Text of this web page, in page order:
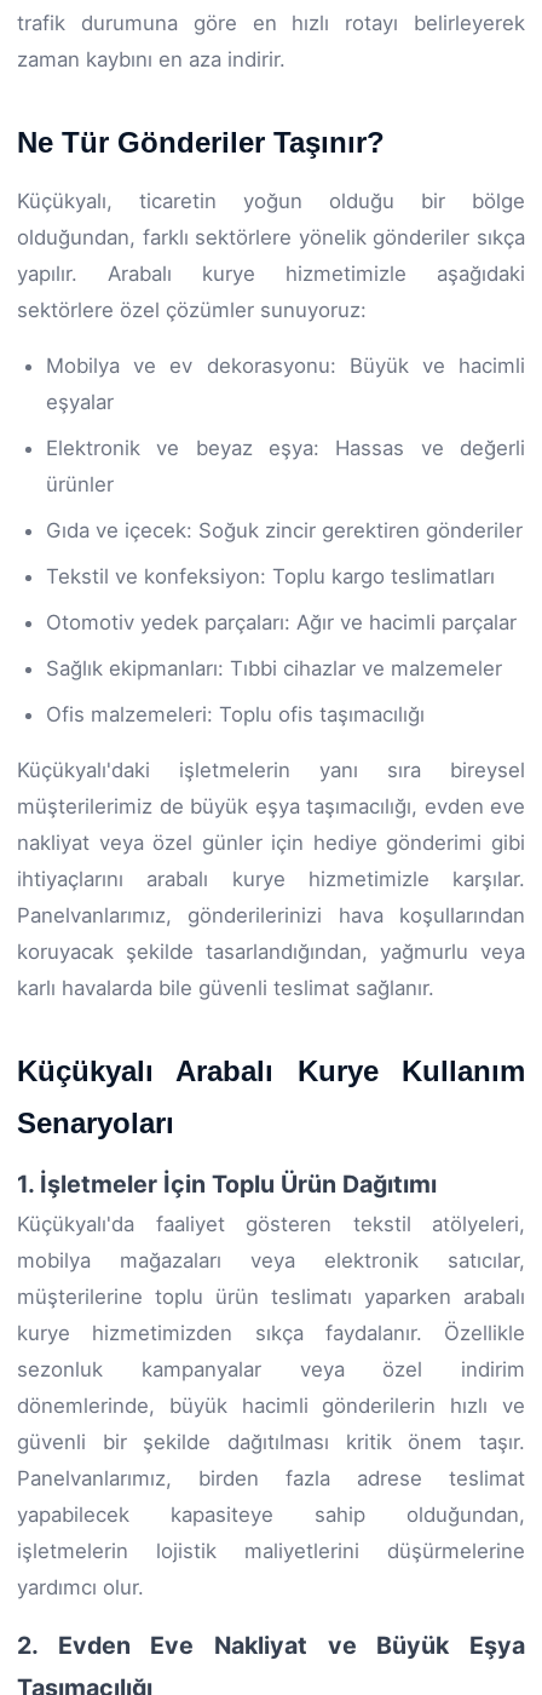
trafik durumuna göre en hızlı rotayı belirleyerek
zaman kaybını en aza indirir.
Ne Tür Gönderiler Taşınır?
Küçükyalı, ticaretin yoğun olduğu bir bölge
olduğundan, farklı sektörlere yönelik gönderiler sıkça
yapılır. Arabalı kurye hizmetimizle aşağıdaki
sektörlere özel çözümler sunuyoruz:
Mobilya ve ev dekorasyonu: Büyük ve hacimli
eşyalar
Elektronik ve beyaz eşya: Hassas ve değerli
ürünler
Gıda ve içecek: Soğuk zincir gerektiren gönderiler
Tekstil ve konfeksiyon: Toplu kargo teslimatları
Otomotiv yedek parçaları: Ağır ve hacimli parçalar
Sağlık ekipmanları: Tıbbi cihazlar ve malzemeler
Ofis malzemeleri: Toplu ofis taşımacılığı
Küçükyalı'daki işletmelerin yanı sıra bireysel
müşterilerimiz de büyük eşya taşımacılığı, evden eve
nakliyat veya özel günler için hediye gönderimi gibi
ihtiyaçlarını arabalı kurye hizmetimizle karşılar.
Panelvanlarımız, gönderilerinizi hava koşullarından
koruyacak şekilde tasarlandığından, yağmurlu veya
karlı havalarda bile güvenli teslimat sağlanır.
Küçükyalı Arabalı Kurye Kullanım
Senaryoları
1. İşletmeler İçin Toplu Ürün Dağıtımı
Küçükyalı'da faaliyet gösteren tekstil atölyeleri,
mobilya mağazaları veya elektronik satıcılar,
müşterilerine toplu ürün teslimatı yaparken arabalı
kurye hizmetimizden sıkça faydalanır. Özellikle
sezonluk kampanyalar veya özel indirim
dönemlerinde, büyük hacimli gönderilerin hızlı ve
güvenli bir şekilde dağıtılması kritik önem taşır.
Panelvanlarımız, birden fazla adrese teslimat
yapabilecek kapasiteye sahip olduğundan,
işletmelerin lojistik maliyetlerini düşürmelerine
yardımcı olur.
2. Evden Eve Nakliyat ve Büyük Eşya
Taşımacılığı